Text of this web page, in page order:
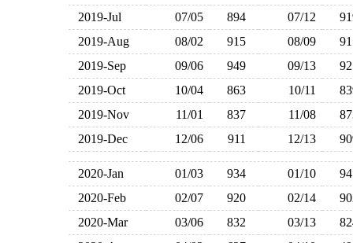
2019-Jul
07/05 894 07/12
2019-Aug
08/02 915 08/09
2019-Sep
09/06 949 09/13
2019-Oct
10/04 863 10/11
2019-Nov
11/01 837 11/08
2019-Dec
12/06 911 12/13
2020-Jan 01/03 934 01/10
2020-Feb
02/07 920 02/14
2020-Mar
03/06 832 03/13